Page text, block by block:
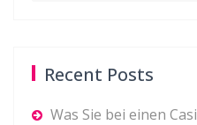
Recent Posts
Was Sie bei einen